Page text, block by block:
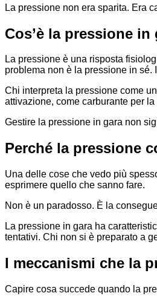
La pressione non era sparita. Era
Cos’è la pressione
La pressione è una risposta
problema non è la pressione in sé.
Chi interpreta la pressione come
attivazione, come carburante per
Gestire la pressione in gara non
Perché la pressione
Una delle cose che vedo più
esprimere quello che sanno fare.
Non è un paradosso. È la
La pressione in gara ha
tentativi. Chi non si è preparato a
I meccanismi che la
Capire cosa succede quando la